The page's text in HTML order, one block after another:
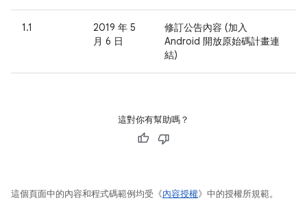
1.1
2019 年 5
月 6 日
修訂公告內容 (加入
Android 開放原始碼計畫連
結)
這對你有幫助嗎？
這個頁面中的內容和程式碼範例均受《內容授權》中的授權所規範。